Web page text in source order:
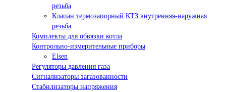
резьба
Клапан термозапорный КТЗ внутренняя-наружная
резьба
Комплекты для обвязки котла
Контрольно-измерительные приборы
Elsen
Регуляторы давления газа
Сигнализаторы загазованности
Стабилизаторы напряжения